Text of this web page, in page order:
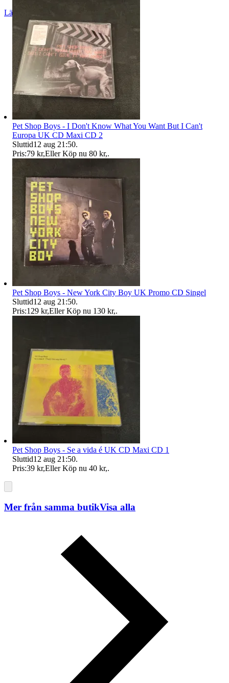
Läs omdömen
Pet Shop Boys - I Don't Know What You Want But I Can't
Europa UK CD Maxi CD 2
Sluttid12 aug 21:50.
Pris:79 kr,Eller Köp nu 80 kr,.
Pet Shop Boys - New York City Boy UK Promo CD Singel
Sluttid12 aug 21:50.
Pris:129 kr,Eller Köp nu 130 kr,.
Pet Shop Boys - Se a vida é UK CD Maxi CD 1
Sluttid12 aug 21:50.
Pris:39 kr,Eller Köp nu 40 kr,.
Mer från samma butikVisa alla